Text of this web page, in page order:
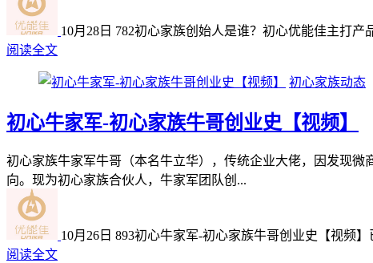
10月28日 782初心家族创始人是谁？初心优能佳主打产
阅读全文
初心家族动态
初心牛家军-初心家族牛哥创业史【视频】
初心家族牛家军牛哥（本名牛立华），传统企业大佬，因发现
向。现为初心家族合伙人，牛家军团队创...
10月26日 893初心牛家军-初心家族牛哥创业史【视频】
阅读全文